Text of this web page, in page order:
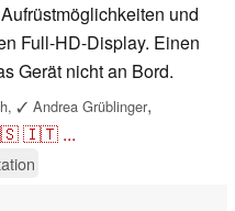
und
Full-HD-Display. Einen
Gerät nicht an Bord.
, ✓ Andrea Grüblinger,
🇮🇹 ...